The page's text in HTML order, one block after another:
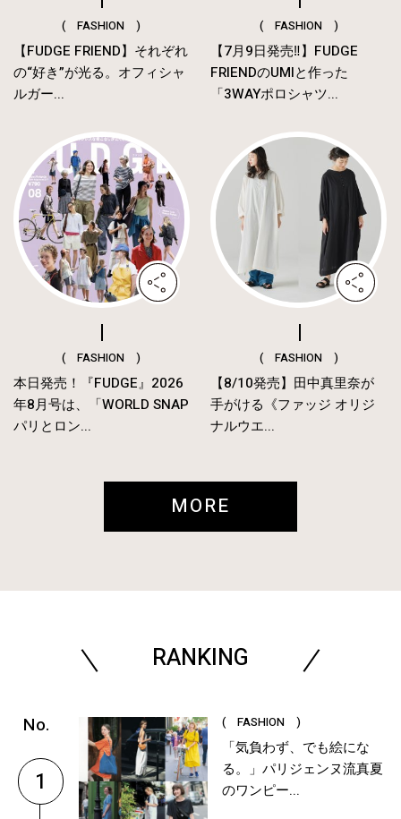
( FASHION )
【FUDGE FRIEND】それぞれ
の“好き”が光る。オフィシャ
ルガー...
( FASHION )
【7月9日発売‼︎】FUDGE
FRIENDのUMIと作った
「3WAYポロシャツ...
( FASHION )
本日発売！『FUDGE』2026
年8月号は、「WORLD SNAP
パリとロン...
( FASHION )
【8/10発売】田中真里奈が
手がける《ファッジ オリジ
ナルウエ...
MORE
RANKING
1
( FASHION )
「気負わず、でも絵にな
る。」パリジェンヌ流真夏
のワンピー...